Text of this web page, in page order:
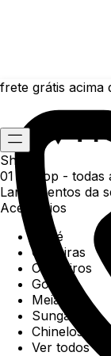
frete grátis acima
Shop
01 /
Shop - todas
Lançamentos da
Acessórios
Boné
Carteiras
Chaveiros
Gorros
Meias
Sunga
Chinelos
Ver todos